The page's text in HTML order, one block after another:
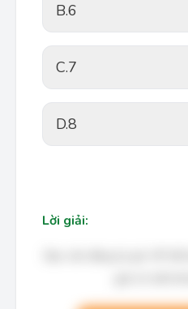
B.6
C.7
D.8
Lời giải: